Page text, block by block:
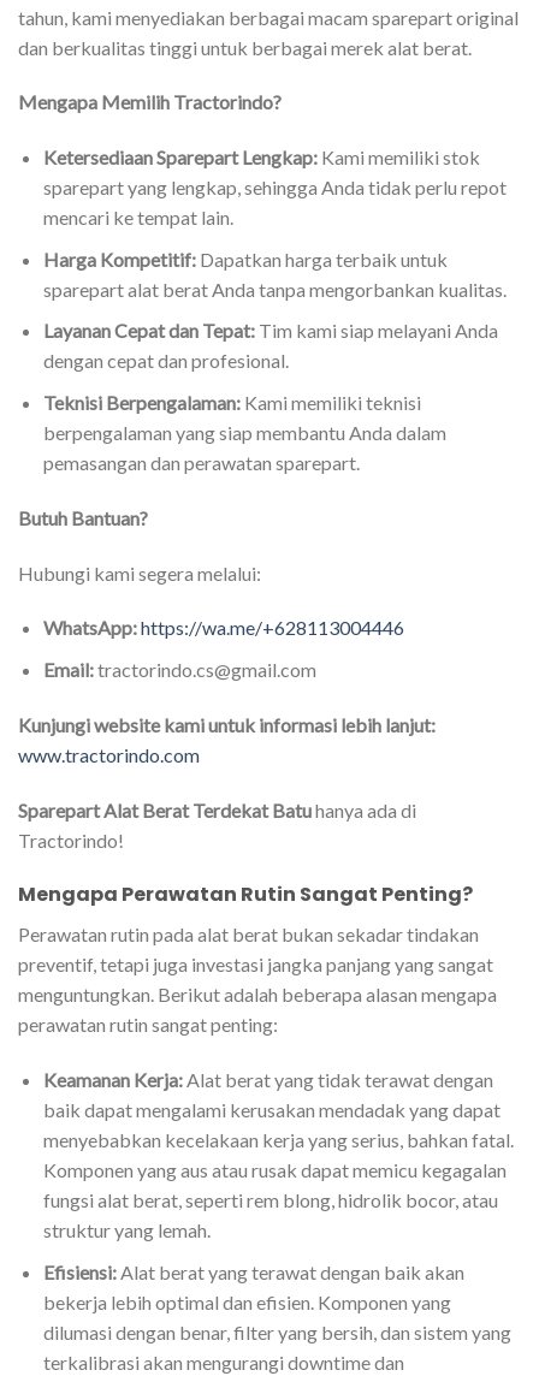
tahun, kami menyediakan berbagai macam sparepart original
dan berkualitas tinggi untuk berbagai merek alat berat.
Mengapa Memilih Tractorindo?
Ketersediaan Sparepart Lengkap:Kami memiliki stok
sparepart yang lengkap, sehingga Anda tidak perlu repot
mencari ke tempat lain.
Harga Kompetitif:Dapatkan harga terbaik untuk
sparepart alat berat Anda tanpa mengorbankan kualitas.
Layanan Cepat dan Tepat:Tim kami siap melayani Anda
dengan cepat dan profesional.
Teknisi Berpengalaman:Kami memiliki teknisi
berpengalaman yang siap membantu Anda dalam
pemasangan dan perawatan sparepart.
Butuh Bantuan?
Hubungi kami segera melalui:
WhatsApp:https://wa.me/+628113004446
Email:tractorindo.cs@gmail.com
Kunjungi website kami untuk informasi lebih lanjut:
www.tractorindo.com
Sparepart Alat Berat Terdekat Batuhanya ada di
Tractorindo!
Mengapa Perawatan Rutin Sangat Penting?
Perawatan rutin pada alat berat bukan sekadar tindakan
preventif, tetapi juga investasi jangka panjang yang sangat
menguntungkan. Berikut adalah beberapa alasan mengapa
perawatan rutin sangat penting:
Keamanan Kerja:Alat berat yang tidak terawat dengan
baik dapat mengalami kerusakan mendadak yang dapat
menyebabkan kecelakaan kerja yang serius, bahkan fatal.
Komponen yang aus atau rusak dapat memicu kegagalan
fungsi alat berat, seperti rem blong, hidrolik bocor, atau
struktur yang lemah.
Efisiensi:Alat berat yang terawat dengan baik akan
bekerja lebih optimal dan efisien. Komponen yang
dilumasi dengan benar, filter yang bersih, dan sistem yang
terkalibrasi akan mengurangi downtime dan